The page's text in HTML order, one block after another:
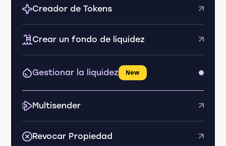
Creador de Tokens
Crear un fondo de liquidez
Gestionar la liquidez New
Multisender
Revocar Propiedad